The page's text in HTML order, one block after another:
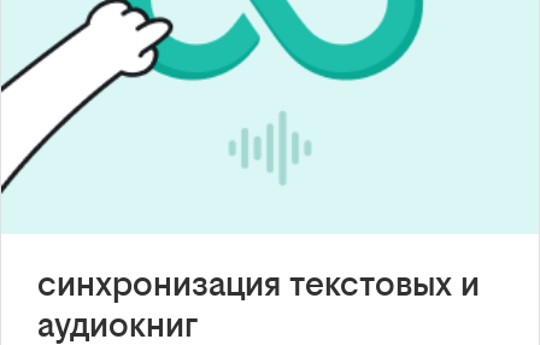
синхронизация текстовых и
аудиокниг